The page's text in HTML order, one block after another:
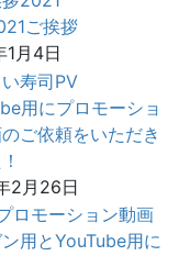
ご挨拶
1月4日
用にプロモーショ
ご依頼をいただき
2月26日
用とYouTube用に